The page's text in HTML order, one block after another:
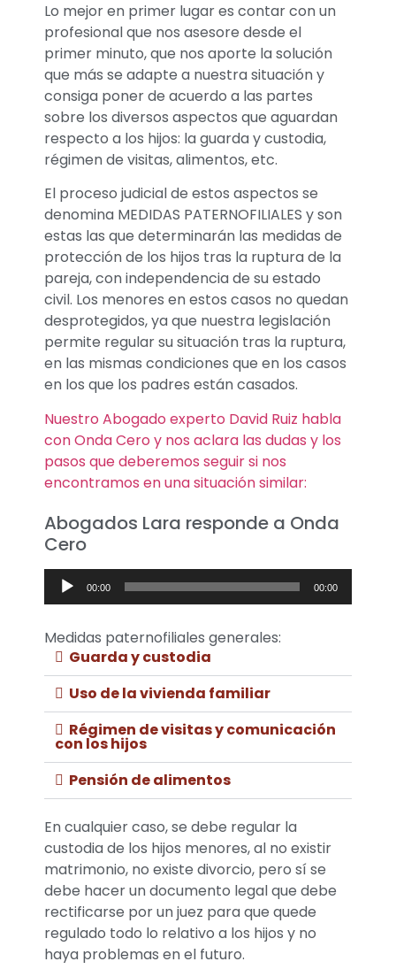
Lo mejor en primer lugar es contar con un
profesional que nos asesore desde el
primer minuto, que nos aporte la solución
que más se adapte a nuestra situación y
consiga poner de acuerdo a las partes
sobre los diversos aspectos que aguardan
respecto a los hijos: la guarda y custodia,
régimen de visitas, alimentos, etc.
El proceso judicial de estos aspectos se
denomina MEDIDAS PATERNOFILIALES y son
estas las que determinarán las medidas de
protección de los hijos tras la ruptura de la
pareja, con independencia de su estado
civil. Los menores en estos casos no quedan
desprotegidos, ya que nuestra legislación
permite regular su situación tras la ruptura,
en las mismas condiciones que en los casos
en los que los padres están casados.
Nuestro Abogado experto David Ruiz habla
con Onda Cero y nos aclara las dudas y los
pasos que deberemos seguir si nos
encontramos en una situación similar:
Abogados Lara responde a Onda
Cero
Reproductor
de
00:00 00:00
Medidas paternofiliales generales:
Guarda y custodia
Uso de la vivienda familiar
Régimen de visitas y comunicación
con los hijos
Pensión de alimentos
En cualquier caso, se debe regular la
custodia de los hijos menores, al no existir
matrimonio, no existe divorcio, pero sí se
debe hacer un documento legal que debe
rectificarse por un juez para que quede
regulado todo lo relativo a los hijos y no
haya problemas en el futuro.